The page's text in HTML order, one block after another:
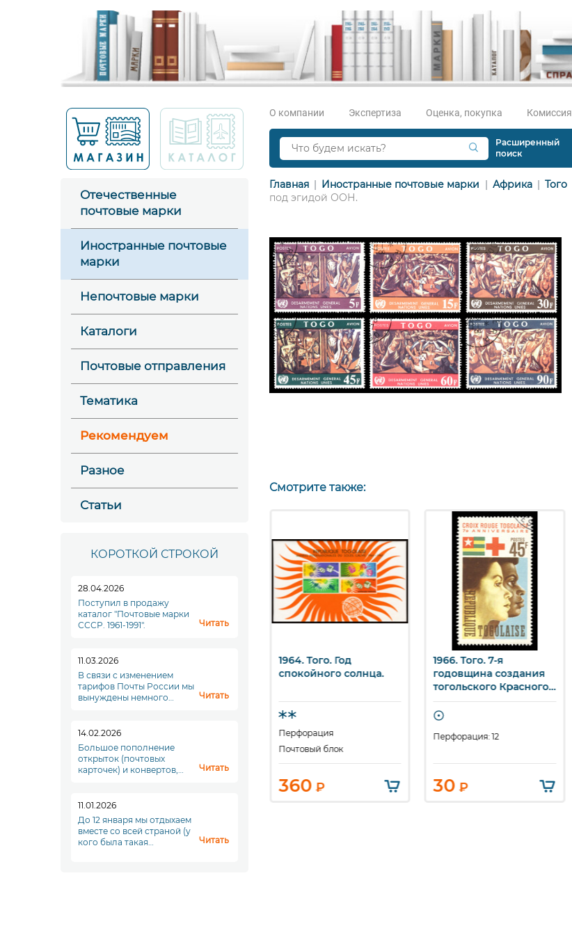
О компании Экспертиза Оценка, покупка Комиссия
Расширенный
поиск
Отечественные
почтовые марки
Иностранные почтовые
марки
Непочтовые марки
Каталоги
Почтовые отправления
Тематика
Рекомендуем
Разное
Статьи
КОРОТКОЙ СТРОКОЙ
28.04.2026
Поступил в продажу
каталог "Почтовые марки
СССР. 1961-1991".
Читать
11.03.2026
В связи с изменением
тарифов Почты России мы
вынуждены немного
делать...
Читать
14.02.2026
Большое пополнение
открыток (почтовых
карточек) и конвертов,
Читать
11.01.2026
До 12 января мы отдыхаем
вместе со всей страной (у
кого была такая
Читать
Главная Иностранные почтовые марки Африка Того
под эгидой ООН.
Смотрите также:
просмотр
создания
Красного
Серия
Быстрый просмотр
1964. Того. Год
спокойного солнца.
Перфорация
Почтовый блок
360 ₽
Быстрый просмотр
1966. Того. 7-я
годовщина создания
тогольского Красного
Креста.
Перфорация: 12
30 ₽